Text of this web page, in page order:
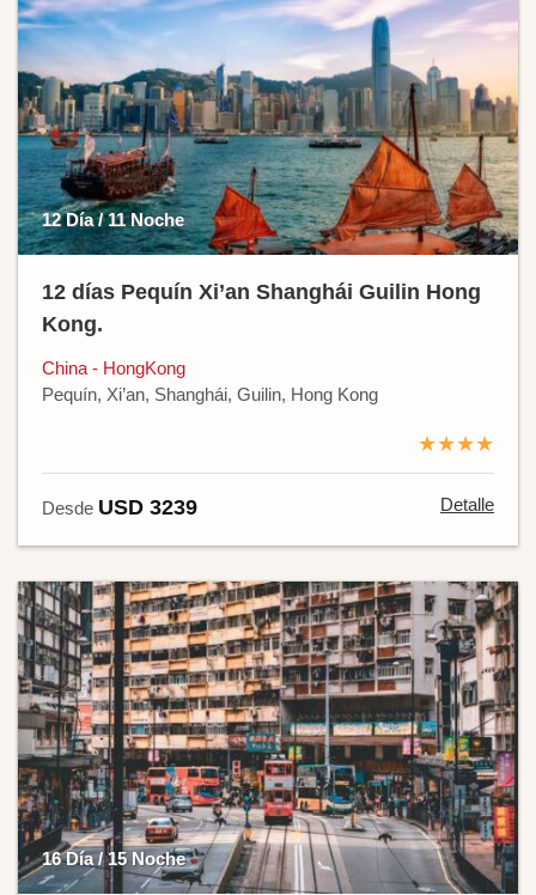
12 Día / 11 Noche
12 días Pequín Xi’an Shanghái Guilin Hong
Kong.
China - HongKong
Pequín, Xi’an, Shanghái, Guilin, Hong Kong
★★★★
Desde USD 3239 Detalle
16 Día / 15 Noche